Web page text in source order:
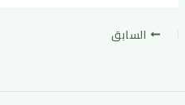
السابق